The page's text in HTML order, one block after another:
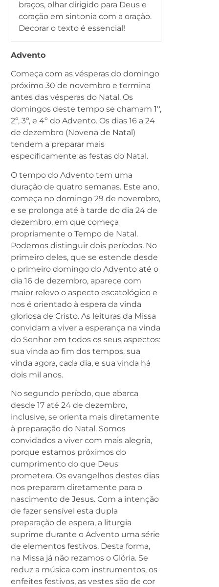
braços, olhar dirigido para Deus e
coração em sintonia com a oração.
Decorar o texto é essencial!
Advento
Começa com as vésperas do domingo
próximo 30 de novembro e termina
antes das vésperas do Natal. Os
domingos deste tempo se chamam 1º,
2º, 3º, e 4º do Advento. Os dias 16 a 24
de dezembro (Novena de Natal)
tendem a preparar mais
especificamente as festas do Natal.
O tempo do Advento tem uma
duração de quatro semanas. Este ano,
começa no domingo 29 de novembro,
e se prolonga até à tarde do dia 24 de
dezembro, em que começa
propriamente o Tempo de Natal.
Podemos distinguir dois períodos. No
primeiro deles, que se estende desde
o primeiro domingo do Advento até o
dia 16 de dezembro, aparece com
maior relevo o aspecto escatológico e
nos é orientado à espera da vinda
gloriosa de Cristo. As leituras da Missa
convidam a viver a esperança na vinda
do Senhor em todos os seus aspectos:
sua vinda ao fim dos tempos, sua
vinda agora, cada dia, e sua vinda há
dois mil anos.
No segundo período, que abarca
desde 17 até 24 de dezembro,
inclusive, se orienta mais diretamente
à preparação do Natal. Somos
convidados a viver com mais alegria,
porque estamos próximos do
cumprimento do que Deus
prometera. Os evangelhos destes dias
nos preparam diretamente para o
nascimento de Jesus. Com a intenção
de fazer sensível esta dupla
preparação de espera, a liturgia
suprime durante o Advento uma série
de elementos festivos. Desta forma,
na Missa já não rezamos o Glória. Se
reduz a música com instrumentos, os
enfeites festivos, as vestes são de cor